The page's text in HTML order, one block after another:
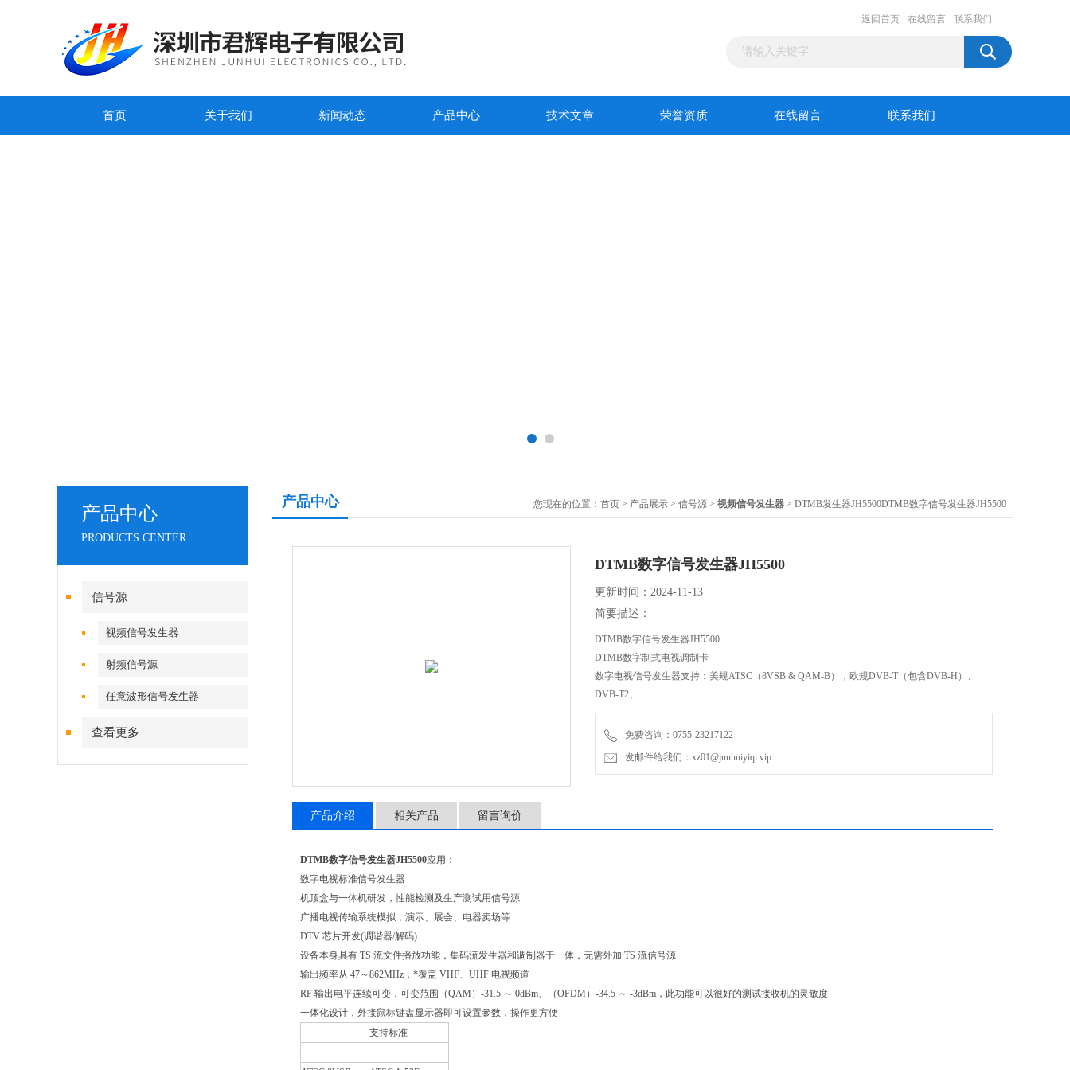
返回首页 在线留言 联系我们
首页 关于我们 新闻动态 产品中心 技术文章 荣誉资质 在线留言 联系我们
产品中心
PRODUCTS CENTER
信号源
视频信号发生器
射频信号源
任意波形信号发生器
查看更多
产品中心 您现在的位置： 首页 > 产品展示 > 信号源 > 视频信号发生器 > DTMB发生器JH5500DTMB数字信号发生器JH5500
DTMB数字信号发生器JH5500
更新时间：2024-11-13
简要描述：
DTMB数字信号发生器JH5500
DTMB数字制式电视调制卡
数字电视信号发生器支持：美规ATSC（8VSB & QAM-B），欧规DVB-T（包含DVB-H）、
DVB-T2、
DVB-C，日本ISDB-T以及中国DTMB（DMB-TH、ADTB-T）的全功能数字电视调制器，符合
免费咨询：0755-23217122
发邮件给我们：xz01@junhuiyiqi.vip
产品介绍 相关产品 留言询价
DTMB数字信号发生器JH5500应用：
数字电视标准信号发生器
机顶盒与一体机研发，性能检测及生产测试用信号源
广播电视传输系统模拟，演示、展会、电器卖场等
DTV 芯片开发(调谐器/解码)
设备本身具有 TS 流文件播放功能，集码流发生器和调制器于一体，无需外加 TS 流信号源
输出频率从 47～862MHz，*覆盖 VHF、UHF 电视频道
RF 输出电平连续可变，可变范围（QAM）-31.5 ～ 0dBm、（OFDM）-34.5 ～ -3dBm，此功能可以很好的测试接收机的灵敏度
一体化设计，外接鼠标键盘显示器即可设置参数，操作更方便
支持标准